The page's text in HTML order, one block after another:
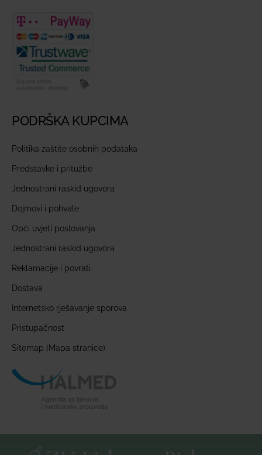
PODRŠKA KUPCIMA
Politika zaštite osobnih podataka
Predstavke i pritužbe
Jednostrani raskid ugovora
Dojmovi i pohvale
Opći uvjeti poslovanja
Jednostrani raskid ugovora
Reklamacije i povrati
Dostava
Internetsko rješavanje sporova
Pristupačnost
Sitemap (Mapa stranice)